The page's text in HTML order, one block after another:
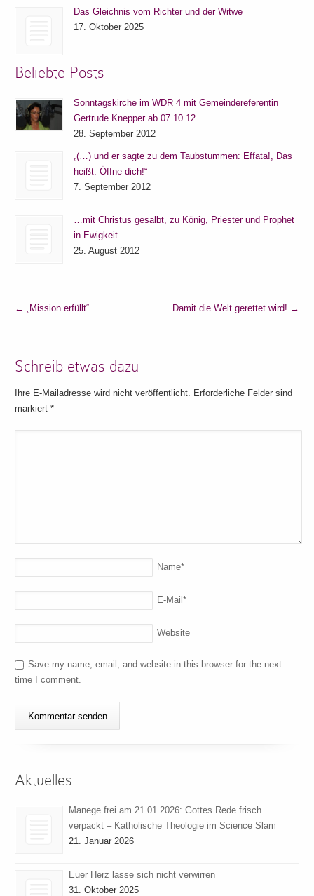
Das Gleichnis vom Richter und der Witwe
17. Oktober 2025
Beliebte Posts
Sonntagskirche im WDR 4 mit Gemeindereferentin
Gertrude Knepper ab 07.10.12
28. September 2012
„(…) und er sagte zu dem Taubstummen: Effata!, Das
heißt: Öffne dich!“
7. September 2012
…mit Christus gesalbt, zu König, Priester und Prophet
in Ewigkeit.
25. August 2012
← „Mission erfüllt“ Damit die Welt gerettet wird! →
Schreib etwas dazu
Ihre E-Mailadresse wird nicht veröffentlicht. Erforderliche Felder sind
markiert*
Name*
E-Mail*
Website
Save my name, email, and website in this browser for the next
time I comment.
Aktuelles
Manege frei am 21.01.2026: Gottes Rede frisch
verpackt – Katholische Theologie im Science Slam
21. Januar 2026
Euer Herz lasse sich nicht verwirren
31. Oktober 2025